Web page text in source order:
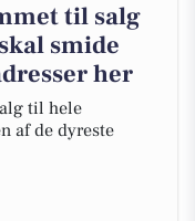
til salg
smide
her
til hele
af de dyreste